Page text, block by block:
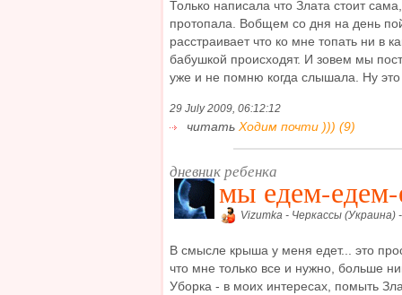
Только написала что Злата стоит
протопала. Вобщем со дня на день
расстраивает что ко мне топать ни в
бабушкой происходят. И зовем мы
уже и не помню когда слышала. Ну это
29 July 2009, 06:12:12
читать Ходим почти ))) (9)
дневник ребенка
мы едем-
Vizumka - Черкассы (Украина)
В смысле крыша у меня едет... это
что мне только все и нужно, больше
Уборка - в моих интересах, помыть